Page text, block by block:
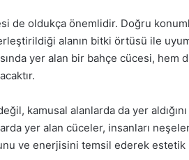
de oldukça önemlidir. Doğru
alanın bitki örtüsü ile
yer alan bir bahçe cücesi, hem
kamusal alanlarda da yer
yer alan cüceler, insanları
ve enerjisini temsil ederek estetik